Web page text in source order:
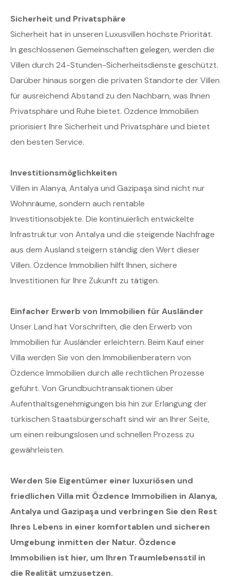
Sicherheit und Privatsphäre
Sicherheit hat in unseren Luxusvillen höchste Priorität.
In geschlossenen Gemeinschaften gelegen, werden die
Villen durch 24-Stunden-Sicherheitsdienste geschützt.
Darüber hinaus sorgen die privaten Standorte der Villen
für ausreichend Abstand zu den Nachbarn, was Ihnen
Privatsphäre und Ruhe bietet. Özdence Immobilien
priorisiert Ihre Sicherheit und Privatsphäre und bietet
den besten Service.
Investitionsmöglichkeiten
Villen in Alanya, Antalya und Gazipaşa sind nicht nur
Wohnräume, sondern auch rentable
Investitionsobjekte. Die kontinuierlich entwickelte
Infrastruktur von Antalya und die steigende Nachfrage
aus dem Ausland steigern ständig den Wert dieser
Villen. Özdence Immobilien hilft Ihnen, sichere
Investitionen für Ihre Zukunft zu tätigen.
Einfacher Erwerb von Immobilien für Ausländer
Unser Land hat Vorschriften, die den Erwerb von
Immobilien für Ausländer erleichtern. Beim Kauf einer
Villa werden Sie von den Immobilienberatern von
Özdence Immobilien durch alle rechtlichen Prozesse
geführt. Von Grundbuchtransaktionen über
Aufenthaltsgenehmigungen bis hin zur Erlangung der
türkischen Staatsbürgerschaft sind wir an Ihrer Seite,
um einen reibungslosen und schnellen Prozess zu
gewährleisten.
Werden Sie Eigentümer einer luxuriösen und
friedlichen Villa mit Özdence Immobilien in Alanya,
Antalya und Gazipaşa und verbringen Sie den Rest
Ihres Lebens in einer komfortablen und sicheren
Umgebung inmitten der Natur. Özdence
Immobilien ist hier, um Ihren Traumlebensstil in
die Realität umzusetzen.